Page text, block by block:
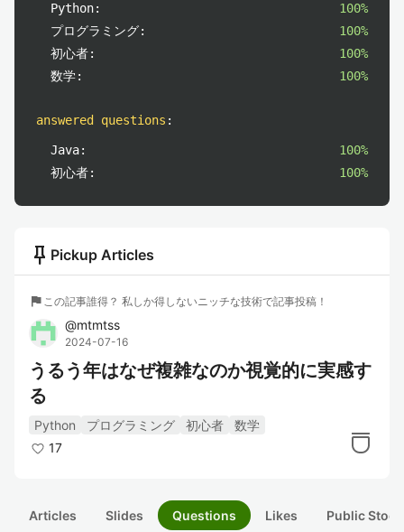
Python:
100%
プログラミング:
100%
初心者:
100%
数学:
100%
answered questions :
Java:
100%
初心者:
100%
push_pin Pickup Articles
flag この記事誰得？ 私しか得しないニッチな技術で記事投稿！
@mtmtss
2024-07-16
うるう年はなぜ複雑なのか視覚的に実感す
る
Python プログラミング 初心者
数学
17
Articles Slides Questions Likes Public